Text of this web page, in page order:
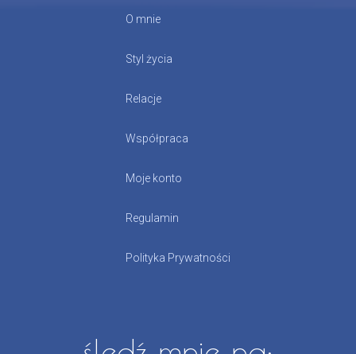
O mnie
Styl życia
Relacje
Współpraca
Moje konto
Regulamin
Polityka Prywatności